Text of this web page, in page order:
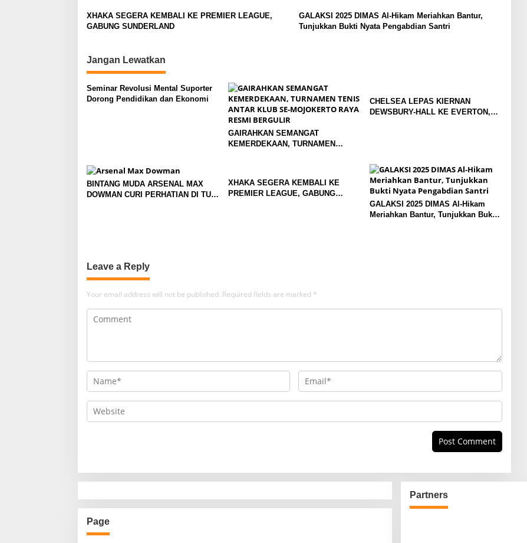
t
o
n
XHAKA SEGERA KEMBALI KE PREMIER LEAGUE,
GABUNG SUNDERLAND
GALAKSI 2025 DIMAS Al-Hikam Meriahkan Bantur,
Tunjukkan Bukti Nyata Pengabdian Santri
Jangan Lewatkan
Seminar Revolusi Mental Suporter
Dorong Pendidikan dan Ekonomi
GAIRAHKAN SEMANGAT
KEMERDEKAAN, TURNAMEN
CHELSEA LEPAS KIERNAN
DEWSBURY-HALL KE EVERTON,
BINTANG MUDA ARSENAL MAX
DOWMAN CURI PERHATIAN DI TUR
XHAKA SEGERA KEMBALI KE
PREMIER LEAGUE, GABUNG
GALAKSI 2025 DIMAS Al-Hikam
Meriahkan Bantur, Tunjukkan Bukti
Leave a Reply
Your email address will not be published. Required fields are marked *
Page
Partners